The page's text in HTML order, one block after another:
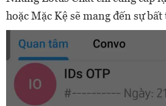
hoặc Mặc Kệ sẽ mang đến sự